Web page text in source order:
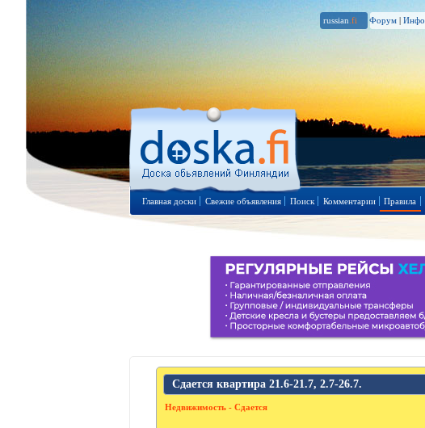
russian .fi Форум | Инфо
Главная доски Свежие объявления Поиск Комментарии Правила
Сдается квартира 21.6-21.7, 2.7-26.7.
Недвижимость - Сдается